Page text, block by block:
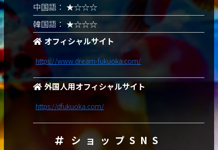
中国語： ★☆☆☆
韓国語： ★☆☆☆
オフィシャルサイト
https://www.dream-fukuoka.com/
外国人用オフィシャルサイト
https://dfukuoka.com/
ショップSNS